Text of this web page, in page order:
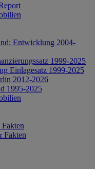
Entwicklung 2004-
1999-2025
Einlagesatz 1999-2025
2012-2026
1995-2025
Fakten